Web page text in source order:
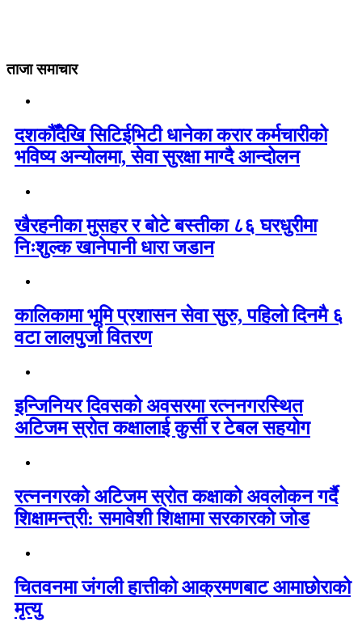
ताजा समाचार
दशकौँदेखि सिटिईभिटी धानेका करार कर्मचारीको
भविष्य अन्योलमा, सेवा सुरक्षा माग्दै आन्दोलन
खैरहनीका मुसहर र बोटे बस्तीका ८६ घरधुरीमा
निःशुल्क खानेपानी धारा जडान
कालिकामा भूमि प्रशासन सेवा सुरु, पहिलो दिनमै ६
वटा लालपुर्जा वितरण
इन्जिनियर दिवसको अवसरमा रत्ननगरस्थित
अटिजम स्रोत कक्षालाई कुर्सी र टेबल सहयोग
रत्ननगरको अटिजम स्रोत कक्षाको अवलोकन गर्दै
शिक्षामन्त्री: समावेशी शिक्षामा सरकारको जोड
चितवनमा जंगली हात्तीको आक्रमणबाट आमाछोराको
मृत्यु